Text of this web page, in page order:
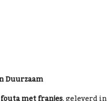
Duurzaam